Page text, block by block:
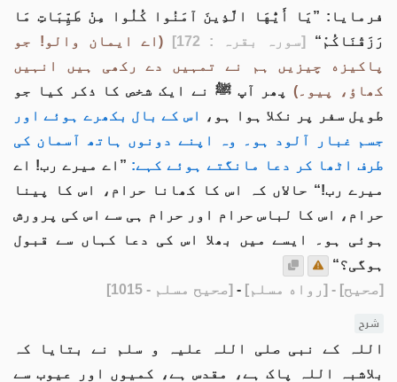
فرمایا: ”يَا أَيُّهَا الَّذِينَ آمَنُوا كُلُوا مِنْ طَيِّبَاتِ مَا
رَزَقْنَاكُمْ“
[سورہ بقرہ : 172]
(اے ایمان والو! جو
پاکیزه چیزیں ہم نے تمہیں دے رکھی ہیں انہیں
کھاؤ، پیو۔)پھر آپ ﷺ نے ایک شخص کا ذکر کیا جو
طویل سفر پر نکلا ہوا ہو،
اس کے بال بکھرے ہوئے اور
جسم غبار آلود ہو۔ وہ اپنے دونوں ہاتھ آسمان کی
طرف اٹھا کر دعا مانگتے ہوئے کہے: ”اے میرے رب! اے
میرے رب!“ حالاں کہ اس کا کھانا حرام، اس کا پینا
حرام، اس کا لباس حرام اور حرام ہی سے اس کی پرورش
ہوئی ہو۔ ایسے میں بھلا اس کی دعا کہاں سے قبول
ہوگی؟“
[صحيح] - [رواه مسلم] - [صحيح مسلم - 1015]
شرح
اللہ کے نبی صلی اللہ علیہ و سلم نے بتایا کہ
بلاشبہ اللہ پاک ہے، مقدس ہے، کمیوں اور عیوب سے